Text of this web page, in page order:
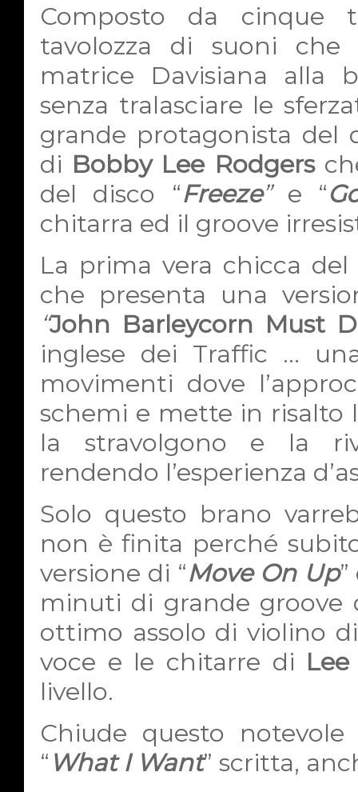
Composto da cinque
tavolozza di suoni
matrice Davisiana alla
senza tralasciare le
grande protagonista del
di Bobby Lee Rodgers
del disco “Freeze” e “
chitarra ed il groove
La prima vera chicca
che presenta una
“John Barleycorn Must
inglese dei Traffic …
movimenti dove
schemi e mette in risalto
la stravolgono e la
rendendo l’esperienza
Solo questo brano
non è finita perché
versione di “Move On Up
minuti di grande groove
ottimo assolo di violino
voce e le chitarre di
livello.
Chiude questo
“ What I Want” scritta,